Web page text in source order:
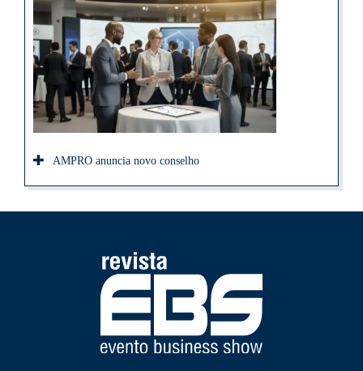
AMPRO anuncia novo conselho